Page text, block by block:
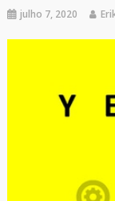
julho 7, 2020